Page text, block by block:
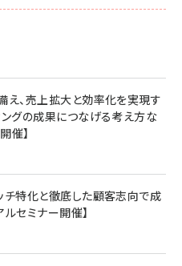
え、売上拡大と効率化を実現す
ングの成果につなげる考え方な
催】
チ特化と徹底した顧客志向で成
セミナー開催】